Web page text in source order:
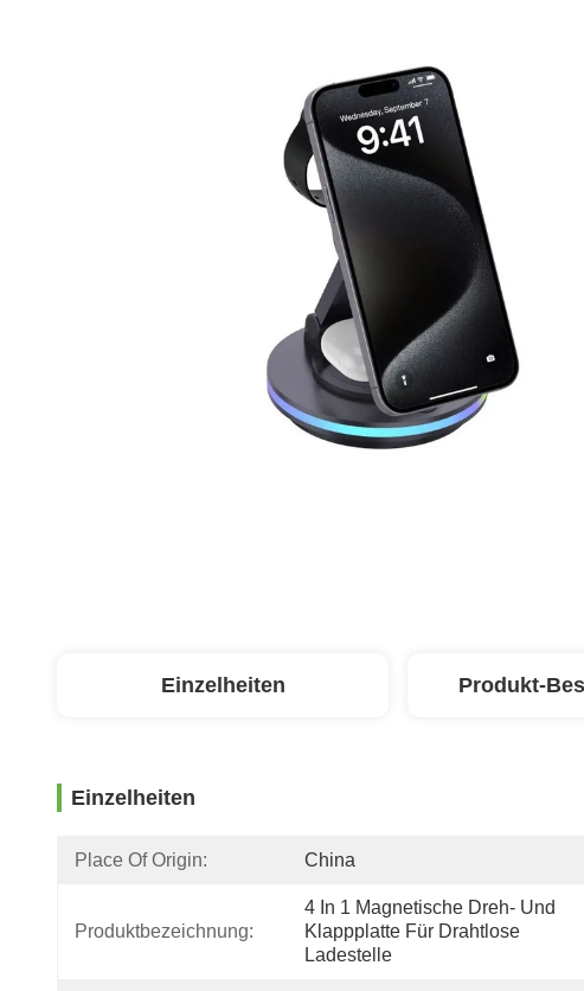
Einzelheiten Produkt-
Einzelheiten
Place Of Origin: China
Produktbezeichnung:
4 In 1 Magnetische Dreh- Und
Klappplatte Für Drahtlose
Ladestelle